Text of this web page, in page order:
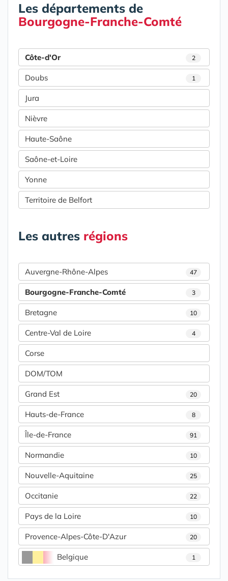
Les départements de
Bourgogne-Franche-Comté
Côte-d'Or 2
Doubs 1
Jura
Nièvre
Haute-Saône
Saône-et-Loire
Yonne
Territoire de Belfort
Les autres régions
Auvergne-Rhône-Alpes 47
Bourgogne-Franche-Comté 3
Bretagne 10
Centre-Val de Loire 4
Corse
DOM/TOM
Grand Est 20
Hauts-de-France 8
Île-de-France 91
Normandie 10
Nouvelle-Aquitaine 25
Occitanie 22
Pays de la Loire 10
Provence-Alpes-Côte-D'Azur 20
Belgique 1